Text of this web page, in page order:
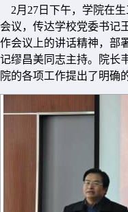
2月27日下午，学院在
会议，传达学校党委书记
作会议上的讲话精神，部
记缪昌美同志主持。院长
院的各项工作提出了明确